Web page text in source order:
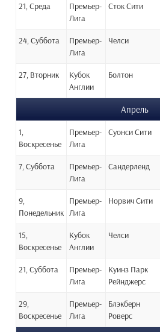
21, Среда
Премьер-
Лига
Сток Сити
24, Суббота
Премьер-
Лига
Челси
27, Вторник
Кубок
Англии
Болтон
Апрель
1,
Воскресенье
Премьер-
Лига
Суонси Сити
7, Суббота
Премьер-
Лига
Сандерленд
9,
Понедельник
Премьер-
Лига
Норвич Сити
15,
Воскресенье
Кубок
Англии
Челси
21, Суббота
Премьер-
Лига
Куинз Парк
Рейнджерс
29,
Воскресенье
Премьер-
Лига
Блэкберн
Роверс